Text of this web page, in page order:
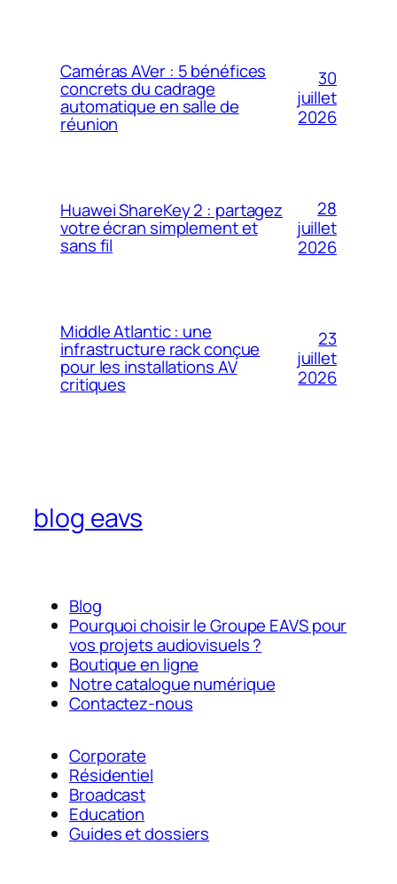
Caméras AVer : 5 bénéfices
concrets du cadrage
automatique en salle de
réunion
30
juillet
2026
Huawei ShareKey 2 : partagez
votre écran simplement et
sans fil
28
juillet
2026
Middle Atlantic : une
infrastructure rack conçue
pour les installations AV
critiques
23
juillet
2026
blog eavs
Blog
Pourquoi choisir le Groupe EAVS pour
vos projets audiovisuels ?
Boutique en ligne
Notre catalogue numérique
Contactez-nous
Corporate
Résidentiel
Broadcast
Education
Guides et dossiers